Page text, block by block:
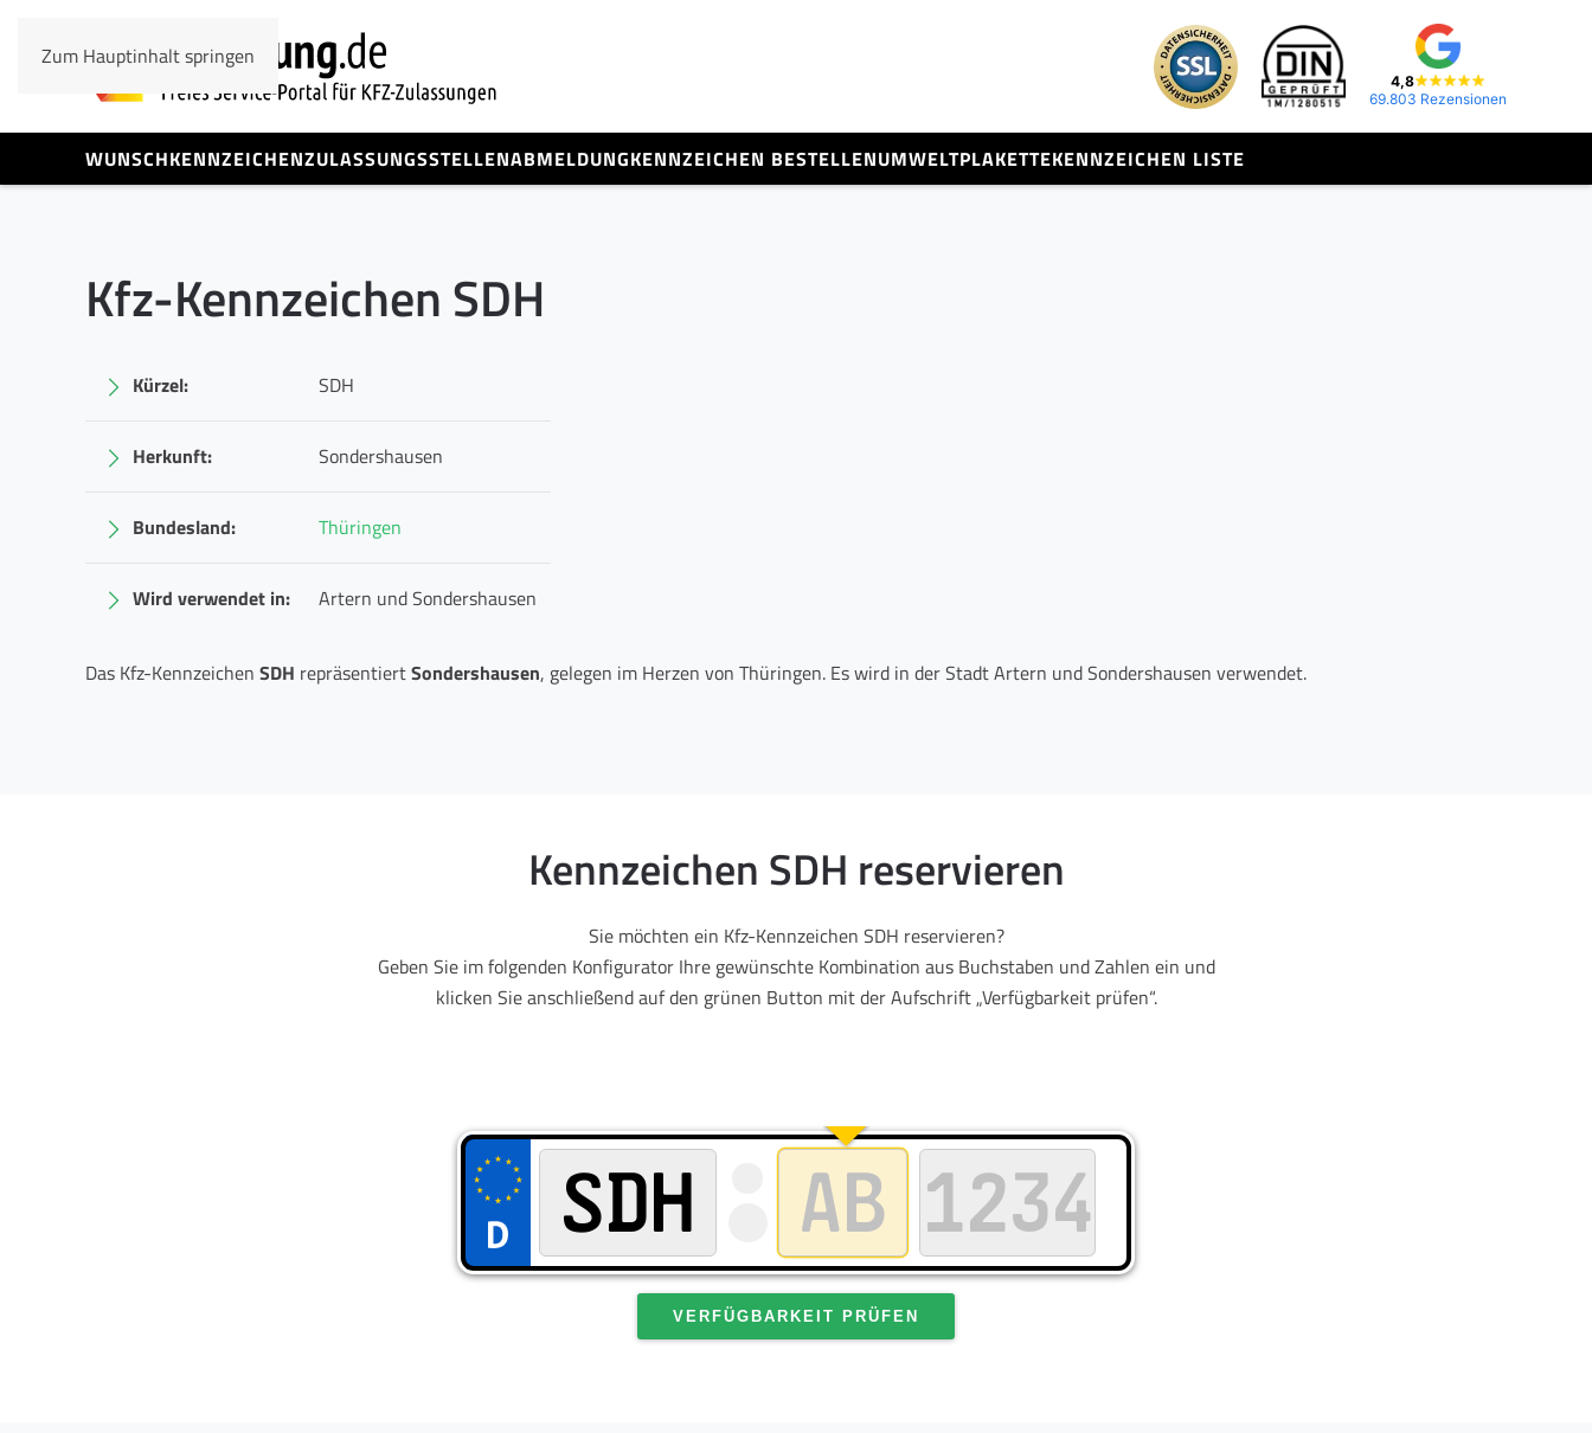
Zum Hauptinhalt springen
4,8
69.803 Rezensionen
WUNSCHKENNZEICHENZULASSUNGSSTELLENABMELDUNGKENNZEICHEN BESTELLENUMWELTPLAKETTEKENNZEICHEN LISTE
Kfz-Kennzeichen SDH
Kürzel: SDH
Herkunft: Sondershausen
Bundesland: Thüringen
Wird verwendet in: Artern und Sondershausen
Das Kfz-Kennzeichen SDH repräsentiertSondershausen, gelegen im Herzen von Thüringen. Es wird in der Stadt Artern und Sondershausen verwendet.
Kennzeichen SDH reservieren
Sie möchten ein Kfz-Kennzeichen SDH reservieren?
Geben Sie im folgenden Konfigurator Ihre gewünschte Kombination aus Buchstaben und Zahlen ein und
klicken Sie anschließend auf den grünen Button mit der Aufschrift „Verfügbarkeit prüfen“.
VERFÜGBARKEIT PRÜFEN